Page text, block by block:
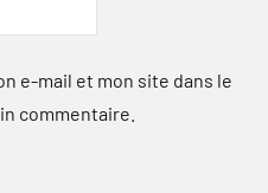
e-mail et mon site dans le
commentaire.